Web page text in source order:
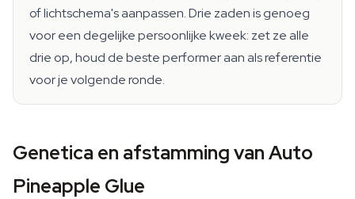
of lichtschema's aanpassen. Drie zaden is genoeg
voor een degelijke persoonlijke kweek: zet ze alle
drie op, houd de beste performer aan als referentie
voor je volgende ronde.
Genetica en afstamming van Auto
Pineapple Glue